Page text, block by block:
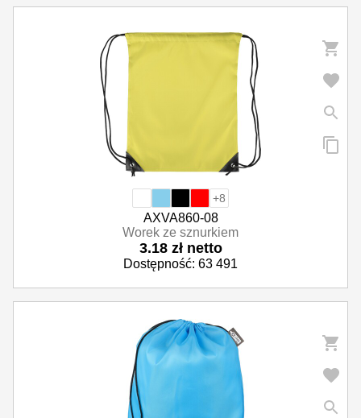
+8
AXVA860-08
Worek ze sznurkiem
3.18 zł netto
Dostępność: 63 491